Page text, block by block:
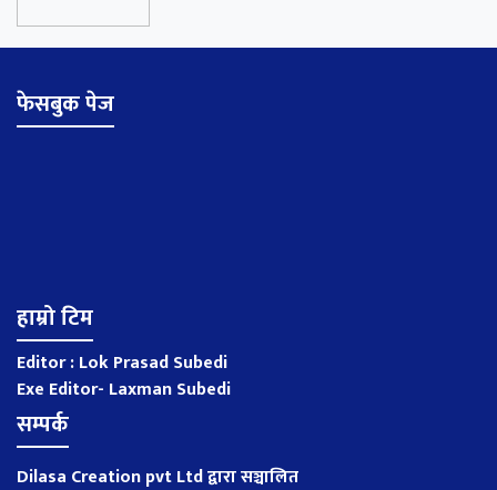
फेसबुक पेज
हाम्रो टिम
Editor : Lok Prasad Subedi
Exe Editor- Laxman Subedi
सम्पर्क
Dilasa Creation pvt Ltd द्वारा सञ्चालित